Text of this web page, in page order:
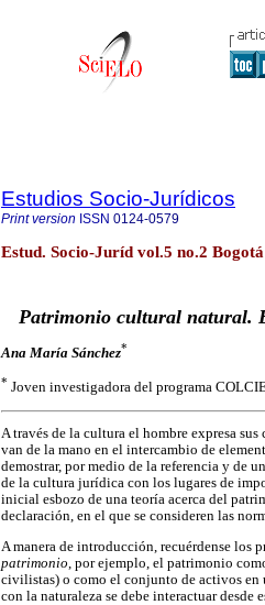
Estudios Socio-Jurídicos
Print version ISSN 0124-0579
Estud. Socio-Juríd vol.5 no.2
Patrimonio cultural natural.
Ana María Sánchez*
* Joven investigadora del programa
A través de la cultura el hombre expresa
van de la mano en el intercambio de
demostrar, por medio de la referencia y de
de la cultura jurídica con los lugares de
inicial esbozo de una teoría acerca del
declaración, en el que se consideren las
A manera de introducción, recuérdense los
patrimonio, por ejemplo, el patrimonio
civilistas) o como el conjunto de activos en
con la naturaleza se debe interactuar desde